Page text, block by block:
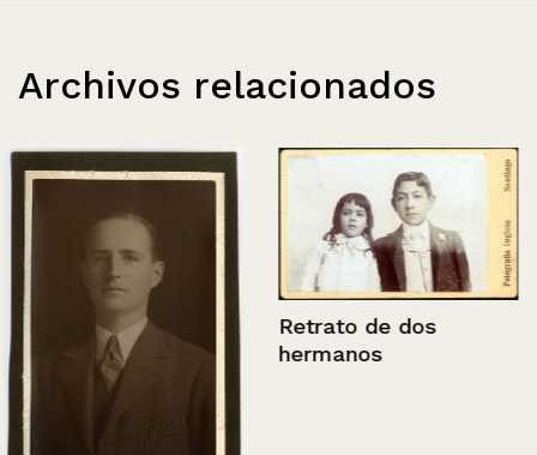
Archivos relacionados
Retrato de dos
hermanos